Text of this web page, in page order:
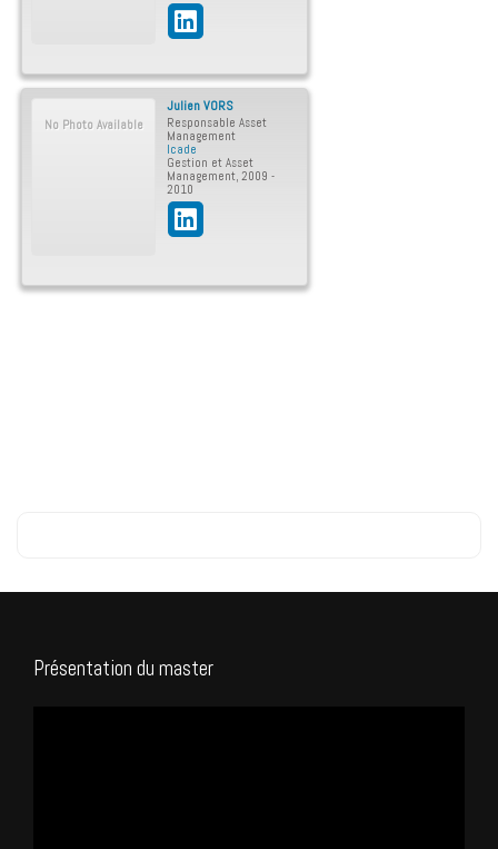
No Photo Available
JulienVORS
Responsable Asset
Management
Icade
Gestion et Asset
Management, 2009 -
2010
Présentation du master